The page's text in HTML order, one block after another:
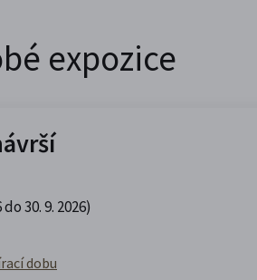
expozice
30. 9. 2026)
dobu